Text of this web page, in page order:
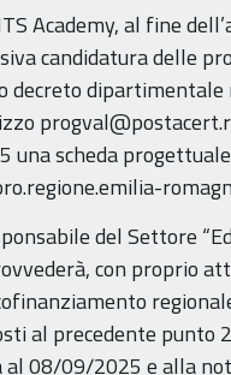
Academy, al fine
candidatura delle
decreto
scheda
del Settore
con proprio
al precedente punto
08/09/2025 e alla